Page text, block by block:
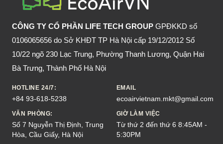
CÔNG TY CỔ PHẦN LIFE TECH GROUP GPĐKKD số
0106065656 do Sở KHĐT TP Hà Nội cấp 19/12/2012 Số
10/22 ngõ 230 Lạc Trung, Phường Thanh Lương, Quận Hai
Bà Trưng, Thành Phố Hà Nội
HOTLINE 24/7:
+84 93-618-5238
EMAIL
ecoairvietnam.mkt@gmail.com
VĂN PHÒNG:
Số 7 Nguyễn Thị Định, Trung
Hòa, Cầu Giấy, Hà Nội
GIỜ LÀM VIỆC
Từ thứ 2 đến thứ 6 8:45AM -
5:30PM